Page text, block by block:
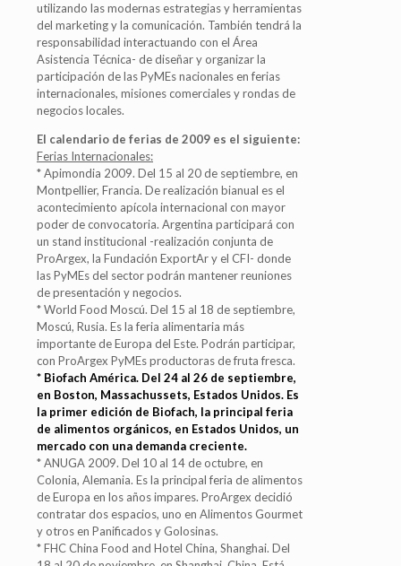
utilizando las modernas estrategias y herramientas
del marketing y la comunicación. También tendrá la
responsabilidad interactuando con el Área
Asistencia Técnica- de diseñar y organizar la
participación de las PyMEs nacionales en ferias
internacionales, misiones comerciales y rondas de
negocios locales.
El calendario de ferias de 2009 es el siguiente:
Ferias Internacionales:
* Apimondia 2009. Del 15 al 20 de septiembre, en
Montpellier, Francia. De realización bianual es el
acontecimiento apícola internacional con mayor
poder de convocatoria. Argentina participará con
un stand institucional -realización conjunta de
ProArgex, la Fundación ExportAr y el CFI- donde
las PyMEs del sector podrán mantener reuniones
de presentación y negocios.
* World Food Moscú. Del 15 al 18 de septiembre,
Moscú, Rusia. Es la feria alimentaria más
importante de Europa del Este. Podrán participar,
con ProArgex PyMEs productoras de fruta fresca.
* Biofach América. Del 24 al 26 de septiembre,
en Boston, Massachussets, Estados Unidos. Es
la primer edición de Biofach, la principal feria
de alimentos orgánicos, en Estados Unidos, un
mercado con una demanda creciente.
* ANUGA 2009. Del 10 al 14 de octubre, en
Colonia, Alemania. Es la principal feria de alimentos
de Europa en los años impares. ProArgex decidió
contratar dos espacios, uno en Alimentos Gourmet
y otros en Panificados y Golosinas.
* FHC China Food and Hotel China, Shanghai. Del